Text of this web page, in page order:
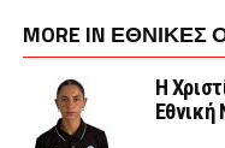
MORE IN
Η
Εθνική